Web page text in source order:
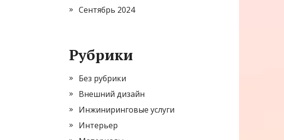
Сентябрь 2024
Рубрики
Без рубрики
Внешний дизайн
Инжиниринговые услуги
Интерьер